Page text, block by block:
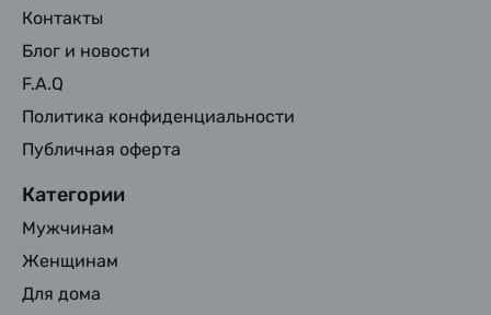
Контакты
Блог и новости
F.A.Q
Политика конфиденциальности
Публичная оферта
Категории
Мужчинам
Женщинам
Для дома